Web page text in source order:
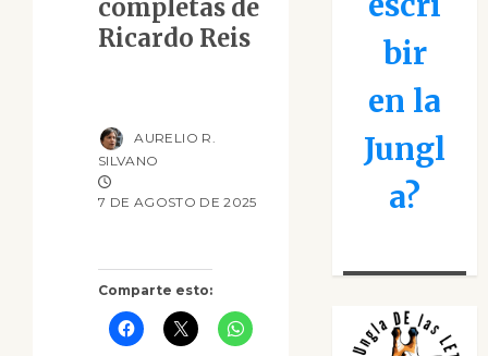
completas de
Ricardo Reis
Comparte esto:
AURELIO R.
SILVANO
7 DE AGOSTO DE 2025
bir
en la
Jungl
a?